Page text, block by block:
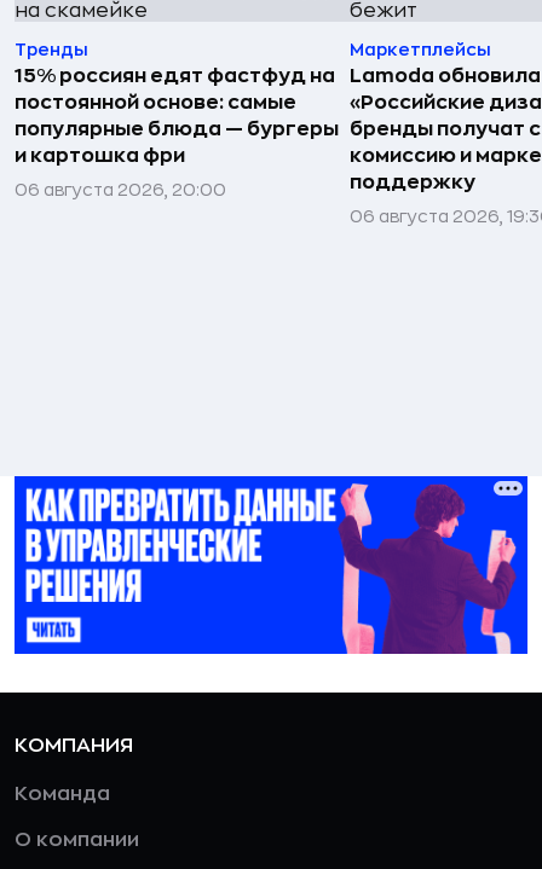
Тренды
15% россиян едят фастфуд на
постоянной основе: самые
популярные блюда — бургеры
и картошка фри
06 августа 2026, 20:00
Маркетплейсы
Lamoda
«Российские
бренды получат
комиссию и
поддержку
06 августа 2026,
КОМПАНИЯ
Команда
О компании